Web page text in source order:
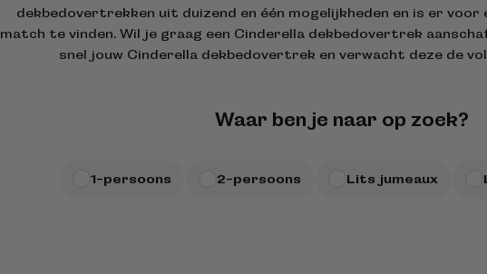
dekbedovertrekken uit duizend en één mogelijkheden en is er
match te vinden. Wil je graag een Cinderella dekbedovertrek
snel jouw Cinderella dekbedovertrek en verwacht deze de
Waar ben je naar op zoek?
1-persoons 2-persoons Lits jumeaux